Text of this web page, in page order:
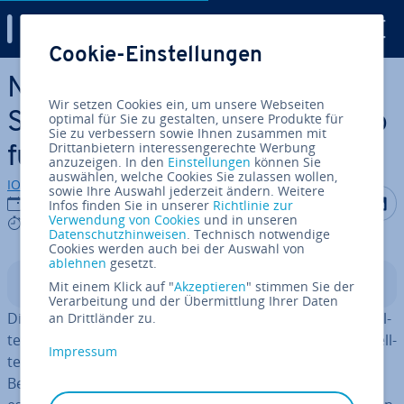
Zum Haupt­in­halt springen
Nextcloud auf einem
Synology NAS in­stal­lie­ren: So
funk­tio­niert’s
IONOS Redaktion
03.04.2025
8 mins
Auf Auf
In­halts­ver­zeich­nis
Die In­stal­la­ti­on von Nextcloud auf Synology stellt eine Al­
ter­na­ti­ve zu den nativ über das NAS-System be­reit­ge­stell­
ten Funk­tio­nen Cloud Sync und Synology Drive dar.
Bevor Sie die Open-Source-Software her­un­ter­la­den, ist
Cookie-Einstellungen
Wir setzen Cookies ein, um unsere Webseiten
optimal für Sie zu gestalten, unsere Produkte für
Sie zu verbessern sowie Ihnen zusammen mit
Drittanbietern interessengerechte Werbung
anzuzeigen. In den Einstellungen können Sie
auswählen, welche Cookies Sie zulassen wollen,
sowie Ihre Auswahl jederzeit ändern. Weitere
Infos finden Sie in unserer Richtlinie zur
Verwendung von Cookies und in unseren
Datenschutzhinweisen. Technisch notwendige
Cookies werden auch bei der Auswahl von
ablehnen gesetzt.
Mit einem Klick auf "Akzeptieren" stimmen Sie der
Verarbeitung und der Übermittlung Ihrer Daten
an Drittländer zu.
Impressum